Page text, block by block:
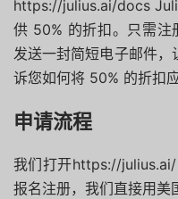
https://julius.ai/docs
供 50% 的折扣。只需注
发送一封简短电子邮件，
诉您如何将 50% 的折扣
申请流程
我们打开https://
报名注册，我们直接用